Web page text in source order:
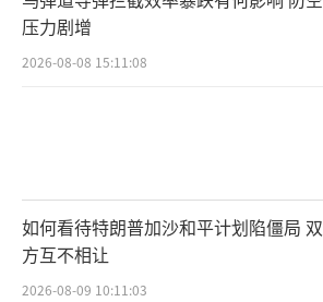
压力剧增
2026-08-08 15:11:08
如何看待特朗普加沙和平计划陷僵局 双
方互不相让
2026-08-09 10:11:03